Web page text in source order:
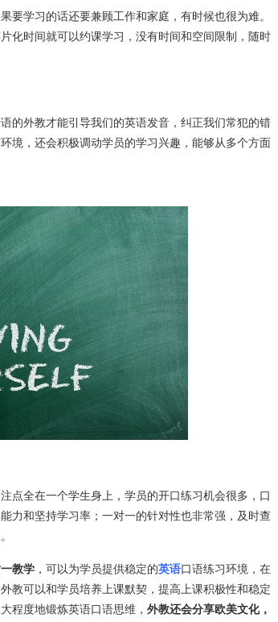
要学习的话还要兼顾工作和家庭，有时候也很为难。
化时间就可以约课学习，没有时间和空间限制，随时
的外教才能引导我们的英语发音，纠正我们常犯的错
境，还会积极调动学员的学习兴趣，能够从多个方面
点全在一个学生身上，学员的开口练习机会很多，口
力和坚持学习率；一对一的针对性也非常强，及时查
教学 ，可以为学员提供稳定的英语口语练习环境，在
教可以和学员培养上课默契，提高上课积极性和稳定
程度地锻炼英语口语思维， 外教还会分享欧美文化，